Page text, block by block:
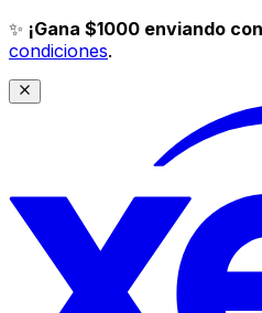
✨ ¡Gana $1000 enviando
condiciones.